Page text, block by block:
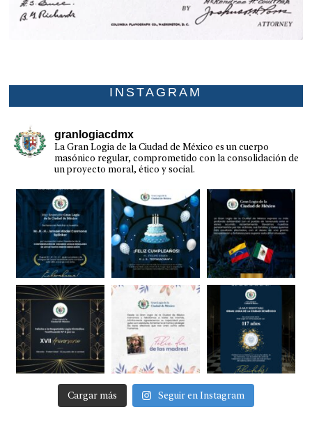
INSTAGRAM
granlogiacdmx
La Gran Logia de la Ciudad de México es un cuerpo
masónico regular, comprometido con la consolidación de
un proyecto moral, ético y social.
Cargar más Seguir en Instagram